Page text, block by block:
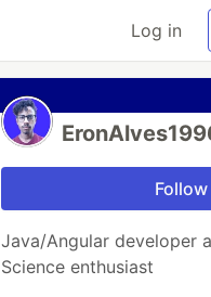
Log in
Follow
Java/Angular developer
Science enthusiast